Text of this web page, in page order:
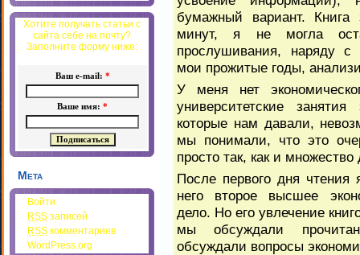
Хотите получать статьи с
сайта себе на почту?
Заполните форму ниже:
Ваш e-mail: *
Ваше имя: *
Мета
Войти
RSS записей
RSS комментариев
WordPress.org
бумажный вариант.
минут, я не могла
прослушивания, наряду с
мои прожитые годы,
У меня нет
университетские
которые нам давали,
мы понимали, что это
просто так, как и множество
После первого дня чтения
него второе высшее
дело. Но его увлечение
мы обсуждали
обсуждали вопросы